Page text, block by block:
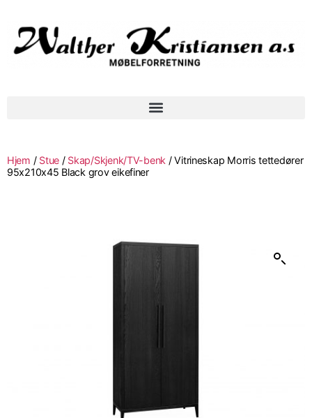
Hjem / Stue / Skap/Skjenk/TV-benk / Vitrineskap Morris tettedører
95x210x45 Black grov eikefiner